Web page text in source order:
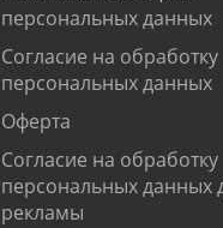
персональных данных
Согласие на обработку
персональных данных
Оферта
Согласие на обработку
персональных данных
рекламы